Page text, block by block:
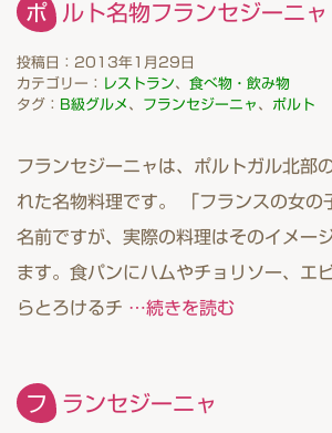
ポルト名物フランセジーニャ
投稿日：2013年1月29日
カテゴリー：
レストラン、 食べ物・飲み物
タグ：
B級グルメ 、 フランセジーニャ 、 ポルト
フランセジーニャは、ポルトガル北部
れた名物料理です。 「フランスの女の
名前ですが、実際の料理はそのイメー
ます。食パンにハムやチョリソー、エ
らとろけるチ …続きを読む
フランセジーニャ